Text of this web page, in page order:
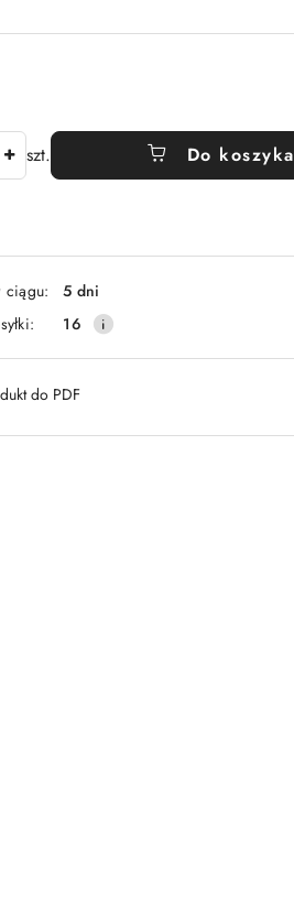
szt. Do koszyka
ciągu:
5 dni
16
do PDF